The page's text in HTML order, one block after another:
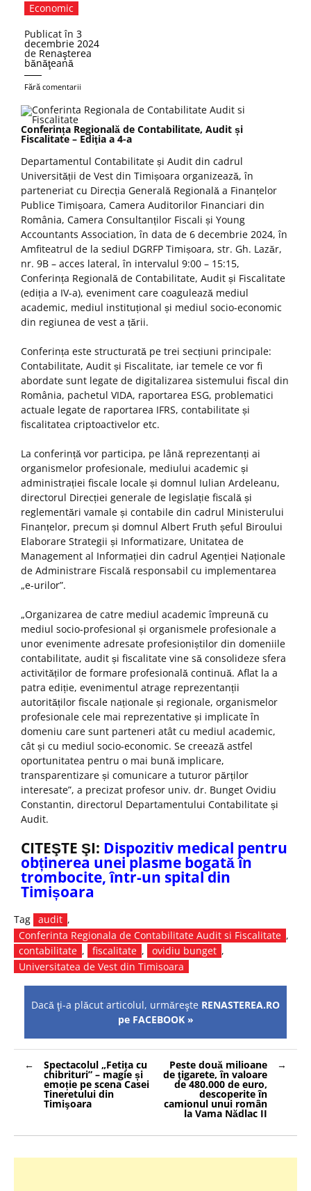
Economic
Publicat în 3
decembrie 2024
de Renaşterea
bănăţeană
Fără comentarii
Conferința Regională de Contabilitate, Audit și
Fiscalitate – Ediţia a 4-a
Departamentul Contabilitate și Audit din cadrul
Universității de Vest din Timișoara organizează, în
parteneriat cu Direcția Generală Regională a Finanțelor
Publice Timișoara, Camera Auditorilor Financiari din
România, Camera Consultanților Fiscali și Young
Accountants Association, în data de 6 decembrie 2024, în
Amfiteatrul de la sediul DGRFP Timișoara, str. Gh. Lazăr,
nr. 9B – acces lateral, în intervalul 9:00 – 15:15,
Conferința Regională de Contabilitate, Audit și Fiscalitate
(ediția a IV-a), eveniment care coagulează mediul
academic, mediul instituțional și mediul socio-economic
din regiunea de vest a țării.
Conferința este structurată pe trei secțiuni principale:
Contabilitate, Audit și Fiscalitate, iar temele ce vor fi
abordate sunt legate de digitalizarea sistemului fiscal din
România, pachetul VIDA, raportarea ESG, problematici
actuale legate de raportarea IFRS, contabilitate și
fiscalitatea criptoactivelor etc.
La conferință vor participa, pe lână reprezentanți ai
organismelor profesionale, mediului academic și
administrației fiscale locale și domnul Iulian Ardeleanu,
directorul Direcției generale de legislație fiscală și
reglementări vamale și contabile din cadrul Ministerului
Finanțelor, precum și domnul Albert Fruth șeful Biroului
Elaborare Strategii și Informatizare, Unitatea de
Management al Informației din cadrul Agenției Naționale
de Administrare Fiscală responsabil cu implementarea
„e-urilor”.
„Organizarea de catre mediul academic împreună cu
mediul socio-profesional și organismele profesionale a
unor evenimente adresate profesioniștilor din domeniile
contabilitate, audit și fiscalitate vine să consolideze sfera
activităților de formare profesională continuă. Aflat la a
patra ediție, evenimentul atrage reprezentanții
autorităților fiscale naționale și regionale, organismelor
profesionale cele mai reprezentative și implicate în
domeniu care sunt parteneri atât cu mediul academic,
cât și cu mediul socio-economic. Se creează astfel
oportunitatea pentru o mai bună implicare,
transparentizare și comunicare a tuturor părților
interesate”, a precizat profesor univ. dr. Bunget Ovidiu
Constantin, directorul Departamentului Contabilitate și
Audit.
CITEŞTE ŞI: Dispozitiv medical pentru
obținerea unei plasme bogată în
trombocite, într-un spital din
Timișoara
Tag audit ,
Conferinta Regionala de Contabilitate Audit si Fiscalitate ,
contabilitate , fiscalitate , ovidiu bunget ,
Universitatea de Vest din Timisoara
Dacă ţi-a plăcut articolul, urmăreşte RENASTEREA.RO
pe FACEBOOK »
Navigare
în
articole
Spectacolul „Fetița cu
chibrituri” – magie și
emoție pe scena Casei
Tineretului din
Timişoara
Peste două milioane
de ţigarete, în valoare
de 480.000 de euro,
descoperite în
camionul unui român
la Vama Nădlac II